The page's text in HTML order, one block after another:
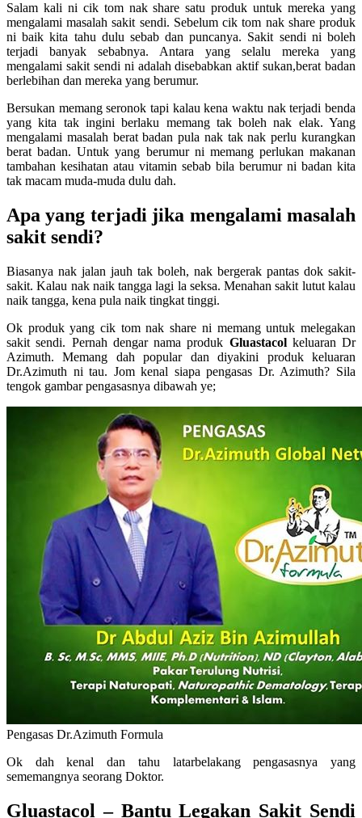
Salam kali ni cik tom nak share satu produk untuk mereka yang
mengalami masalah sakit sendi. Sebelum cik tom nak share produk
ni baik kita tahu dulu sebab dan puncanya. Sakit sendi ni boleh
terjadi banyak sebabnya. Antara yang selalu mereka yang
mengalami sakit sendi ni adalah disebabkan aktif sukan,berat badan
berlebihan dan mereka yang berumur.
Bersukan memang seronok tapi kalau kena waktu nak terjadi benda
yang kita tak ingini berlaku memang tak boleh nak elak. Yang
mengalami masalah berat badan pula nak tak nak perlu kurangkan
berat badan. Untuk yang berumur ni memang perlukan makanan
tambahan kesihatan atau vitamin sebab bila berumur ni badan kita
tak macam muda-muda dulu dah.
Apa yang terjadi jika mengalami masalah
sakit sendi?
Biasanya nak jalan jauh tak boleh, nak bergerak pantas dok sakit-
sakit. Kalau nak naik tangga lagi la seksa. Menahan sakit lutut kalau
naik tangga, kena pula naik tingkat tinggi.
Ok produk yang cik tom nak share ni memang untuk melegakan
sakit sendi. Pernah dengar nama produk Gluastacolkeluaran Dr
Azimuth. Memang dah popular dan diyakini produk keluaran
Dr.Azimuth ni tau. Jom kenal siapa pengasas Dr. Azimuth? Sila
tengok gambar pengasasnya dibawah ye;
Pengasas Dr.Azimuth Formula
Ok dah kenal dan tahu latarbelakang pengasasnya yang
sememangnya seorang Doktor.
Gluastacol – Bantu Legakan Sakit Sendi